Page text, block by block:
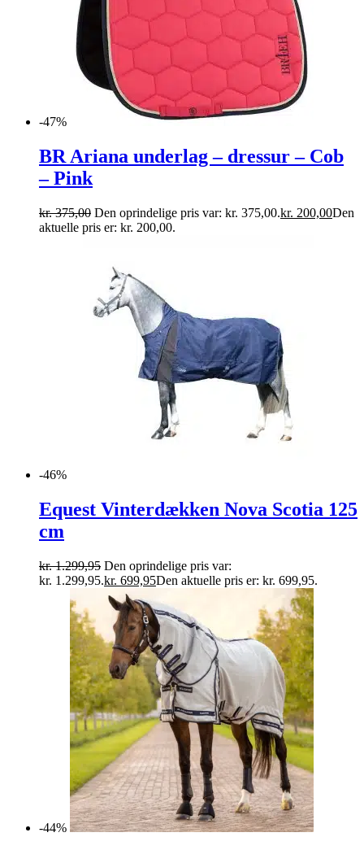
-47%
BR Ariana underlag – dressur – Cob
– Pink
kr.375,00 Den oprindelige pris var: kr. 375,00.kr. 200,00Den
aktuelle pris er: kr. 200,00.
-46%
Equest Vinterdækken Nova Scotia 125
cm
kr.1.299,95 Den oprindelige pris var:
kr. 1.299,95.kr. 699,95Den aktuelle pris er: kr. 699,95.
-44%